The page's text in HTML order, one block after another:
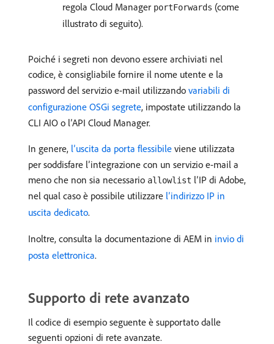
regola Cloud Manager portForwards (come
illustrato di seguito).
Poiché i segreti non devono essere archiviati nel
codice, è consigliabile fornire il nome utente e la
password del servizio e-mail utilizzando variabili di
configurazione OSGi segrete, impostate utilizzando la
CLI AIO o l’API Cloud Manager.
In genere, l’uscita da porta flessibile viene utilizzata
per soddisfare l’integrazione con un servizio e-mail a
meno che non sia necessario allowlist l’IP di Adobe,
nel qual caso è possibile utilizzare l’indirizzo IP in
uscita dedicato.
Inoltre, consulta la documentazione di AEM in invio di
posta elettronica.
Supporto di rete avanzato
Il codice di esempio seguente è supportato dalle
seguenti opzioni di rete avanzate.